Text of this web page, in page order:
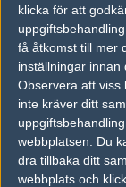
klicka för att
få åtkomst till mer
inställningar innan
Observera att viss
inte kräver ditt
webbplatsen. Du
dra tillbaka ditt
webbplats och
Ultimo
50%
AD
2
#1-
Old